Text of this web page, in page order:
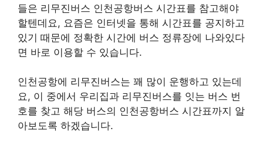
들은 리무진버스 인천공항버스 시간표를 참고해야
할텐데요, 요즘은 인터넷을 통해 시간표를 공지하고
있기 때문에 정확한 시간에 버스 정류장에 나와있다
면 바로 이용할 수 있습니다.
인천공항에 리무진버스는 꽤 많이 운행하고 있는데
요, 이 중에서 우리집과 리무진버스를 잇는 버스 번
호를 찾고 해당 버스의 인천공항버스 시간표까지 알
아보도록 하겠습니다.